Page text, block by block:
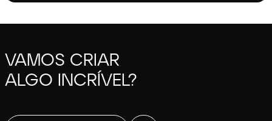
VAMOS CRIAR
ALGO INCRÍVEL?